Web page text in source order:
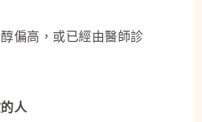
偏高，或已經由醫師診
人